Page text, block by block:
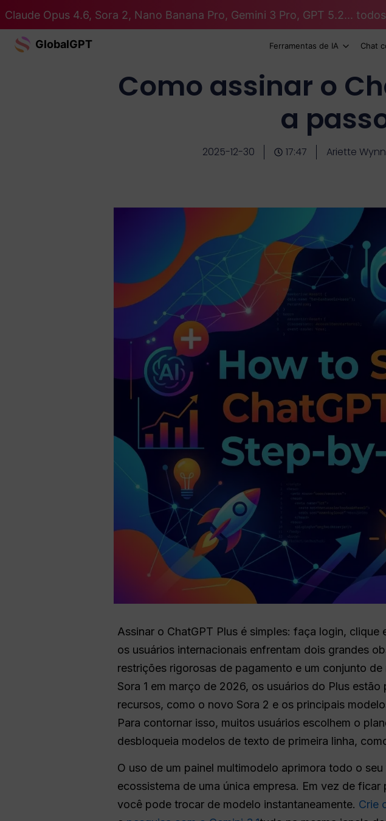
Claude Opus 4.6, Sora 2, Nano Banana Pro, Gemini 3 Pro, GPT 5.2...
GlobalGPT Ferramentas de IA Chat
Como assinar o
a
2025-12-30 17:47 Ariette Wynn
Assinar o ChatGPT Plus é simples: faça login, clique
os usuários internacionais enfrentam dois grandes
restrições rigorosas de pagamento e um conjunto
Sora 1 em março de 2026, os usuários do Plus
recursos, como o novo Sora 2 e os principais
Para contornar isso, muitos usuários escolhem o
desbloqueia modelos de texto de primeira linha,
O uso de um painel multimodelo aprimora todo o
ecossistema de uma única empresa. Em vez de ficar
você pode trocar de modelo instantaneamente. Crie